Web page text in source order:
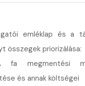
emléklap és a
összegek priorizálása:
megmentési
és annak költségei